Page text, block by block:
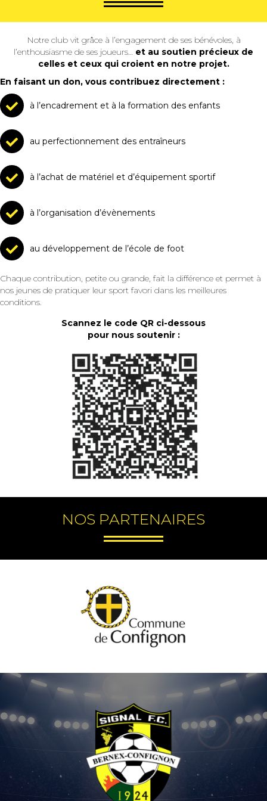
Notre club vit grâce à l’engagement de ses bénévoles, à
l’enthousiasme de ses joueurs… et au soutien précieux de
celles et ceux qui croient en notre projet.
En faisant un don, vous contribuez directement :
à l’encadrement et à la formation des enfants
au perfectionnement des entraîneurs
à l’achat de matériel et d’équipement sportif
à l’organisation d’évènements
au développement de l’école de foot
Chaque contribution, petite ou grande, fait la différence et permet à
nos jeunes de pratiquer leur sport favori dans les meilleures
conditions.
Scannez le code QR ci-dessous
pour nous soutenir :
NOS PARTENAIRES